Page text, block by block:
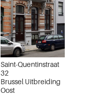
Saint-Quentinstraat
32
Brussel Uitbreiding
Oost